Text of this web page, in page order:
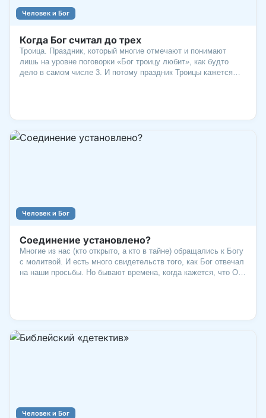
Человек и Бог
Когда Бог считал до трех
Троица. Праздник, который многие отмечают и понимают
лишь на уровне поговорки «Бог троицу любит», как будто
дело в самом числе 3. И потому праздник Троицы кажется
Человек и Бог
Соединение установлено?
Многие из нас (кто открыто, а кто в тайне) обращались к Богу
с молитвой. И есть много свидетельств того, как Бог отвечал
на наши просьбы. Но бывают времена, когда кажется, что Он
задерживаться… и можно ли что-то сделать, чтобы они
Человек и Бог